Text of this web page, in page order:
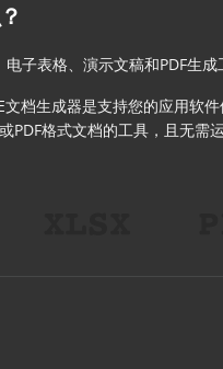
子表格、演示文稿和PDF生成
文档生成器是支持您的应用软件
或PDF格式文档的工具，且无